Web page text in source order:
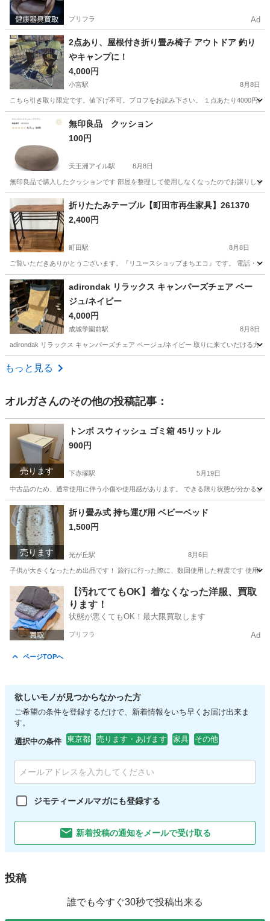
プリフラ Ad
2点あり、屋根付き折り畳み椅子 アウトドア 釣り
やキャンプに！
4,000円
小宮駅 8月8日
こちら引き取り限定です。値下げ不可。プロフをお読み下さい。 １点あたり4000円
東京 八王子市 小宮駅
無印良品 クッション
100円
天王洲アイル駅 8月8日
無印良品で購入したクッションです 部屋を整理して使用しなくなったのでお譲りし
東京 品川区 天王洲アイル駅 ソファ
折りたたみテーブル【町田市再生家具】261370
2,400円
町田駅 8月8日
ご覧いただきありがとうございます。『リユースショップまちエコ』です。 電話・
東京 町田市 テーブル リユース
adirondak リラックス キャンパーズチェア ベー
ジュ/ネイビー
4,000円
成城学園前駅 8月8日
adirondak リラックス キャンパーズチェア ベージュ/ネイビー 取りに来ていだける方、
東京 世田谷区
もっと見る
オルガさんのその他の投稿記事：
売ります
トンボ スウィッシュ ゴミ箱 45リットル
900円
下赤塚駅 5月19日
中古品のため、通常使用に伴う小傷や使用感があります。 できる限り状態が分かる
東京 板橋区 下赤塚駅 その他 スウィッシュ
売ります
折り畳み式 持ち運び用 ベビーベッド
1,500円
光が丘駅 8月6日
子供が大きくなったため出品です！ 旅行に行った際に、数回使用した程度です 使用
東京 練馬区 光が丘駅 ベビー用品
【汚れててもOK】着なくなった洋服、買取
ります！
状態が悪くてもOK！最大限買取します
プリフラ Ad
ページTOPへ
欲しいモノが見つからなかった方
ご希望の条件を登録するだけで、新着情報をいち早くお届け出来ま
す。
選択中の条件 東京都 売ります・あげます 家具 その他
ジモティーメルマガにも登録する
新着投稿の通知をメールで受け取る
投稿
誰でも今すぐ30秒で投稿出来る